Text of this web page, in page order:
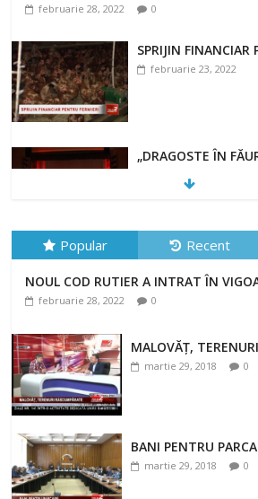
februarie 28, 2022 0
SPRIJIN FINANCIAR
februarie 23, 2022
„DRAGOSTE ÎN
NOUL COD RUTIER A INTRAT ÎN
februarie 28, 2022 0
Popular Recent
NOUL COD RUTIER A INTRAT ÎN
februarie 28, 2022 0
MALOVĂȚ,
martie 29, 2018 0
BANI PENTRU
martie 29, 2018 0